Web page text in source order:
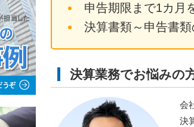
申告期限まで1カ月
決算書類～申告書
決算業務でお悩みの
会
決